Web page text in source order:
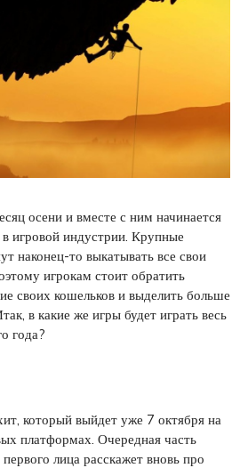
осени и вместе с ним начинается
игровой индустрии. Крупные
наконец-то выкатывать все свои
игрокам стоит обратить
своих кошельков и выделить больше
в какие же игры будет играть весь
года?
который выйдет уже 7 октября на
платформах. Очередная часть
лица расскажет вновь про